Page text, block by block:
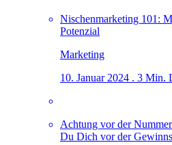
Nischenmarketing 101:
Potenzial
Marketing
10. Januar 2024 . 3 Min.
Achtung vor der
Du Dich vor der